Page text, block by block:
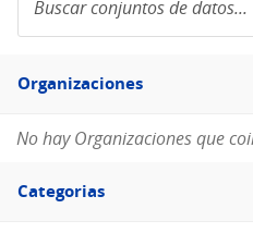
conjuntos
de
Filtro
Organizaciones
Organizaciones
No hay Organizaciones que
Filtro
Categorias
Categorias